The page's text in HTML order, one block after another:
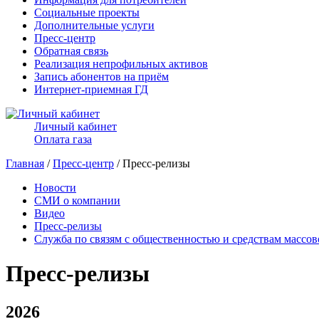
Социальные проекты
Дополнительные услуги
Пресс-центр
Обратная связь
Реализация непрофильных активов
Запись абонентов на приём
Интернет-приемная ГД
Личный кабинет
Оплата газа
Главная /Пресс-центр / Пресс-релизы
Новости
СМИ о компании
Видео
Пресс-релизы
Служба по связям с общественностью и средствам
Пресс-релизы
2026